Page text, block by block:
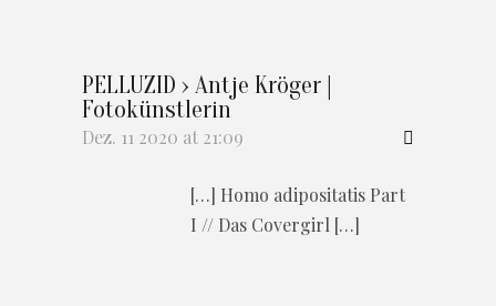
PELLUZID › Antje Kröger |
Fotokünstlerin
Dez. 11 2020 at 21:09
[…] Homo adipositatis Part
I // Das Covergirl […]